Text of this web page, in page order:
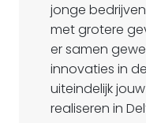
jonge
met grotere
er samen
innovaties in
uiteindelijk
realiseren in